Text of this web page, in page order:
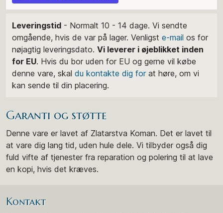
Leveringstid - Normalt 10 - 14 dage. Vi sendte
omgående, hvis de var på lager. Venligst e-mail os for
nøjagtig leveringsdato. Vi leverer i øjeblikket inden
for EU. Hvis du bor uden for EU og gerne vil købe
denne vare, skal du kontakte dig forat høre, om vi
kan sende til din placering.
Garanti og støtte
Denne vare er lavet af Zlatarstva Koman. Det er lavet til
at vare dig lang tid, uden hule dele. Vi tilbyder også dig
fuld vifte af tjenester fra reparation og polering til at lave
en kopi, hvis det kræves.
Kontakt